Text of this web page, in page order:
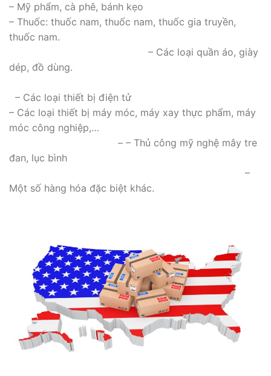
– Mỹ phẩm, cà phê, bánh kẹo
– Thuốc: thuốc nam, thuốc nam, thuốc gia truyền,
thuốc nam.
– Các loại quần áo, giày
dép, đồ dùng.
– Các loại thiết bị điện tử
– Các loại thiết bị máy móc, máy xay thực phẩm, máy
móc công nghiệp,…
– – Thủ công mỹ nghệ mây tre
đan, lục bình
–
Một số hàng hóa đặc biệt khác.